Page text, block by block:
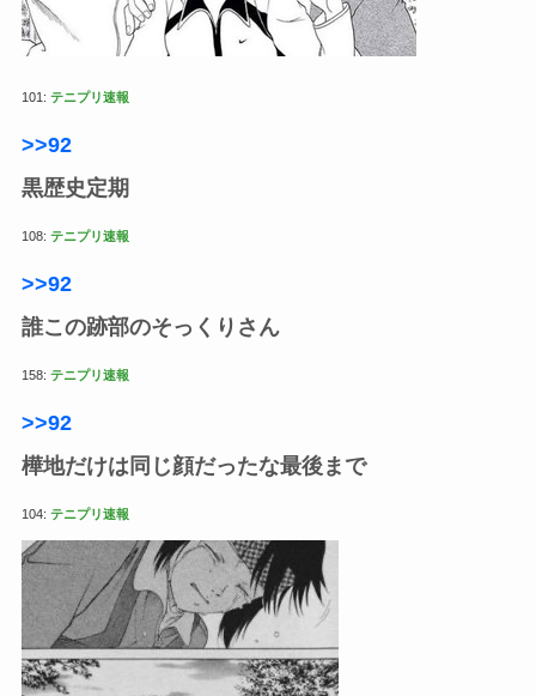
101: テニプリ速報
>>92
黒歴史定期
108: テニプリ速報
>>92
誰この跡部のそっくりさん
158: テニプリ速報
>>92
樺地だけは同じ顔だったな最後まで
104: テニプリ速報